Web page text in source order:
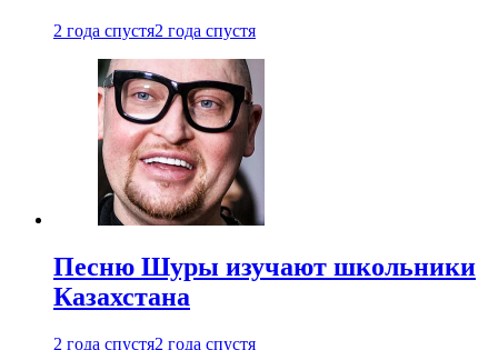
2 года спустя2 года спустя
Песню Шуры изучают школьники
Казахстана
2 года спустя2 года спустя